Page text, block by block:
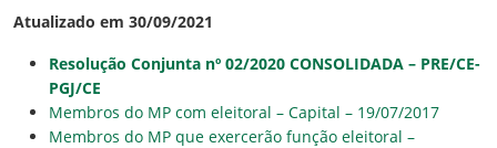
Atualizado em 30/09/2021
Resolução Conjunta nº 02/2020 CONSOLIDADA – PRE/CE-
PGJ/CE
Membros do MP com eleitoral – Capital – 19/07/2017
Membros do MP que exercerão função eleitoral –